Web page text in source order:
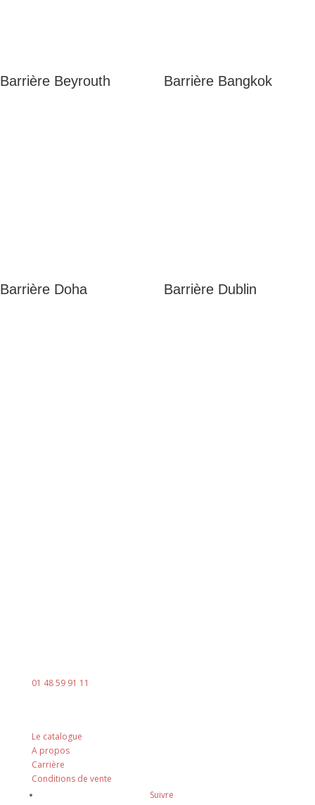
Barrière Beyrouth Barrière Bangkok
Barrière Doha Barrière Dublin
01 48 59 91 11
Le catalogue
A propos
Carrière
Conditions de vente
Suivre